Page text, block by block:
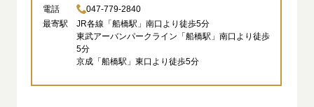
東京町田店
東京八王子店
千葉中央店
千葉木更津店
船橋駅前店
岐阜多治見店
石川金沢店
静岡駅前店
奈良駅前店
和歌山駅前店
滋賀草津店
愛媛松山店
香川高松店
徳島駅前店
大分駅前店
長崎店
宮崎店
電話
047-779-2840
最寄駅
JR各線「船橋駅」南口より徒歩5分
東武アーバンパークライン「船橋駅」南口より徒歩
5分
京成「船橋駅」東口より徒歩5分